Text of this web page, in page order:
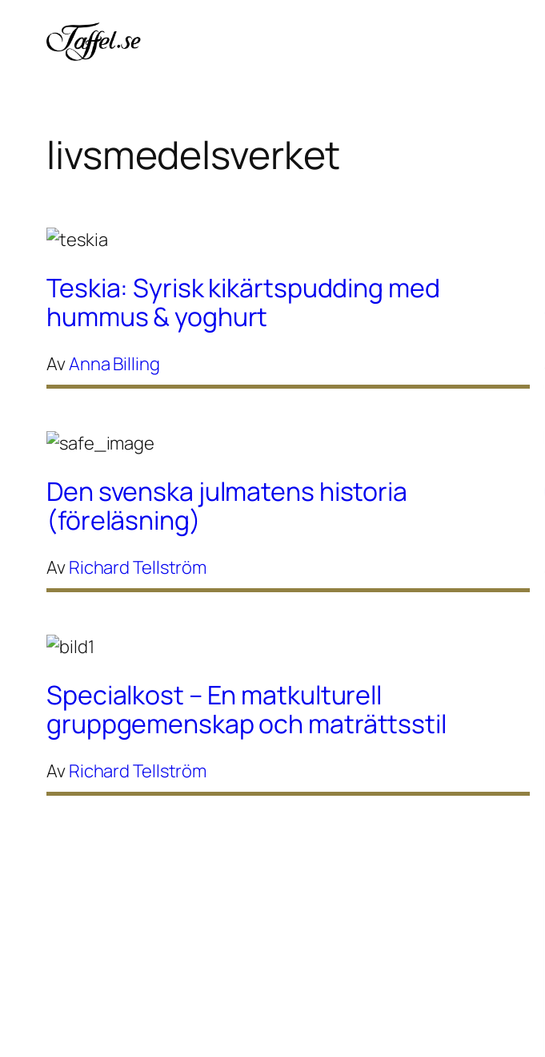
innehåll
livsmedelsverket
Teskia: Syrisk kikärtspudding med
hummus & yoghurt
AvAnna Billing
Den svenska julmatens historia
(föreläsning)
AvRichard Tellström
Specialkost – En matkulturell
gruppgemenskap och maträttsstil
AvRichard Tellström